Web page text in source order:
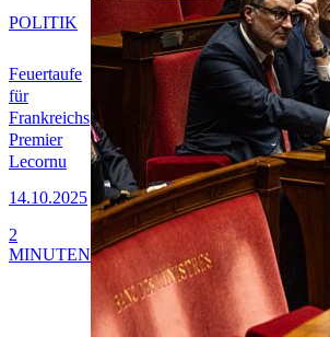
Feuertaufe
für
Frankreichs
Premier
Lecornu
14.10.2025
POLITIK
2
MINUTEN